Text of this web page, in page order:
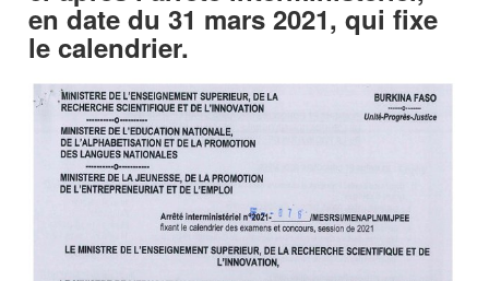
en date du 31 mars 2021, qui fixe
le calendrier.